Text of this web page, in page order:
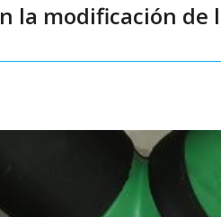
la modificación